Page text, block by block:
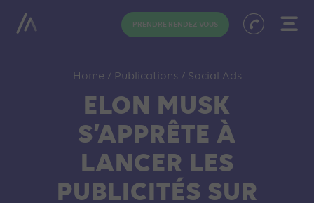
PRENDRE RENDEZ-VOUS
Home / Publications / Social Ads
ELON MUSK
S’APPRÊTE À
LANCER LES
PUBLICITÉS SUR